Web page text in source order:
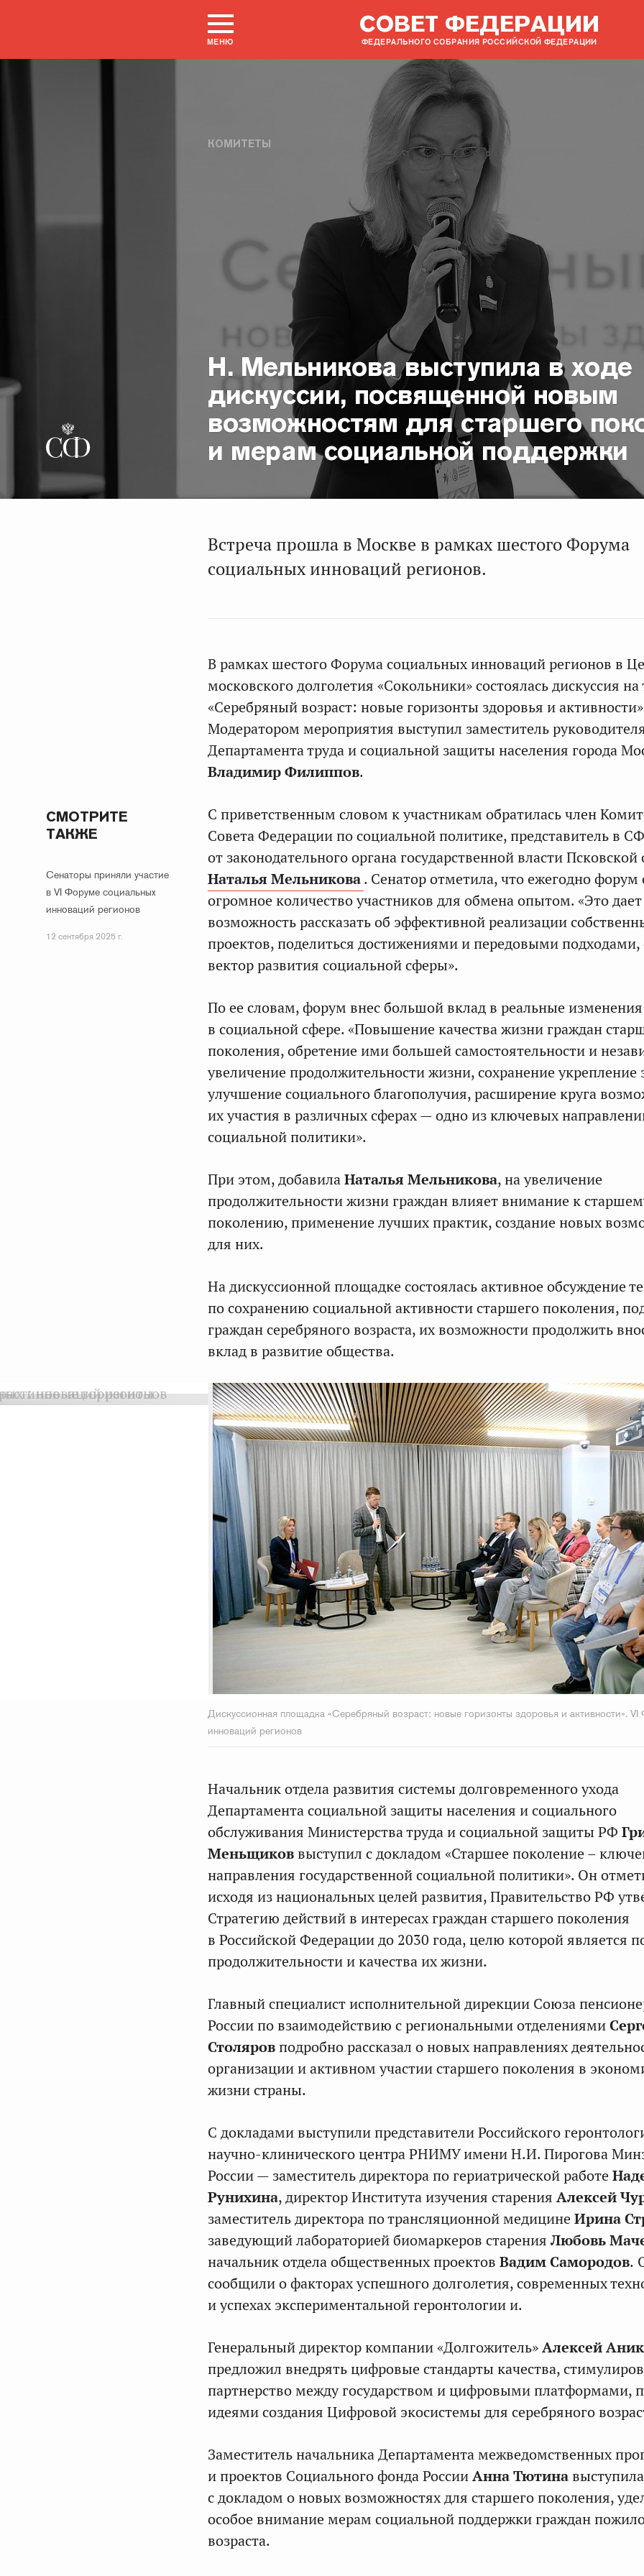
МЕНЮ
СОВЕТ ФЕДЕРАЦИИ
ФЕДЕРАЛЬНОГО СОБРАНИЯ РОССИЙСКОЙ ФЕДЕРАЦИИ
КОМИТЕТЫ
Н. Мельникова выступила в ходе
дискуссии, посвященной новым
возможностям для старшего
и мерам социальной поддержки
Встреча прошла в Москве в рамках шестого Форума
социальных инноваций регионов.
В рамках шестого Форума социальных инноваций регионов в
московского долголетия «Сокольники» состоялась дискуссия на
«Серебряный возраст: новые горизонты здоровья и
Модератором мероприятия выступил заместитель
Департамента труда и социальной защиты населения города
Владимир Филиппов.
СМОТРИТЕ
ТАКЖЕ
Сенаторы приняли участие
в VI Форуме социальных
инноваций регионов
12 сентября 2025 г.
С приветственным словом к участникам обратилась член
Совета Федерации по социальной политике, представитель в СФ
от законодательного органа государственной власти Псковской
Наталья Мельникова. Сенатор отметила, что ежегодно форум
огромное количество участников для обмена опытом. «Это дает
возможность рассказать об эффективной реализации
проектов, поделиться достижениями и передовыми подходами,
вектор развития социальной сферы».
По ее словам, форум внес большой вклад в реальные изменения
в социальной сфере. «Повышение качества жизни граждан
поколения, обретение ими большей самостоятельности и
увеличение продолжительности жизни, сохранение укрепление
улучшение социального благополучия, расширение круга
их участия в различных сферах — одно из ключевых
социальной политики».
При этом, добавилаНаталья Мельникова, на увеличение
продолжительности жизни граждан влияет внимание к
поколению, применение лучших практик, создание новых
для них.
На дискуссионной площадке состоялась активное обсуждение
по сохранению социальной активности старшего поколения,
граждан серебряного возраста, их возможности продолжить
вклад в развитие общества.
Дискуссионная площадка «Серебряный возраст: новые горизонты здоровья и активности».
инноваций регионов
Начальник отдела развития системы долговременного ухода
Департамента социальной защиты населения и социального
обслуживания Министерства труда и социальной защиты РФ
Меньщиковвыступил с докладом «Старшее поколение –
направления государственной социальной политики». Он
исходя из национальных целей развития, Правительство РФ
Стратегию действий в интересах граждан старшего поколения
в Российской Федерации до 2030 года, целю которой является
продолжительности и качества их жизни.
Главный специалист исполнительной дирекции Союза
России по взаимодействию с региональными отделениями
Столяровподробно рассказал о новых направлениях
организации и активном участии старшего поколения в
жизни страны.
С докладами выступили представители Российского
научно-клинического центра РНИМУ имени Н.И. Пирогова
России — заместитель директора по гериатрической работе
Рунихина, директор Института изучения старения Алексей
заместитель директора по трансляционной медицине Ирина
заведующий лабораторией биомаркеров старения Любовь
начальник отдела общественных проектов Вадим Самородов.
сообщили о факторах успешного долголетия, современных
и успехах экспериментальной геронтологии и.
Генеральный директор компании «Долгожитель»Алексей
предложил внедрять цифровые стандарты качества,
партнерство между государством и цифровыми платформами,
идеями создания Цифровой экосистемы для серебряного
Заместитель начальника Департамента межведомственных
и проектов Социального фонда РоссииАнна Тютинавыступила
с докладом о новых возможностях для старшего поколения,
особое внимание мерам социальной поддержки граждан
возраста.